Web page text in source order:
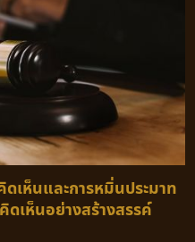
ดเห็นและการหมิ่นประมาท
เห็นอย่างสร้างสรรค์